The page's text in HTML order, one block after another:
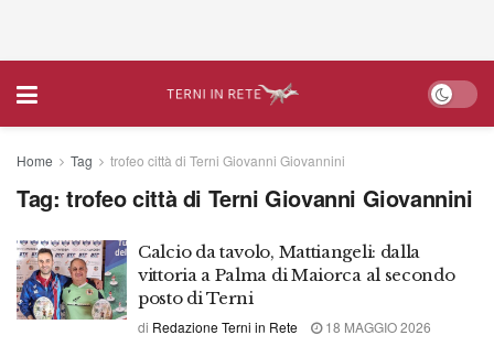
Home Tag trofeo città di Terni Giovanni Giovannini
Tag: trofeo città di Terni Giovanni Giovannini
Calcio da tavolo, Mattiangeli: dalla
vittoria a Palma di Maiorca al secondo
posto di Terni
di Redazione Terni in Rete 18 MAGGIO 2026